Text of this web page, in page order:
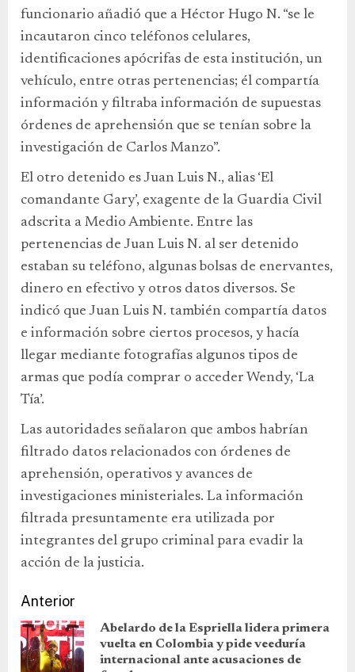
funcionario añadió que a Héctor Hugo N. “se le
incautaron cinco teléfonos celulares,
identificaciones apócrifas de esta institución, un
vehículo, entre otras pertenencias; él compartía
información y filtraba información de supuestas
órdenes de aprehensión que se tenían sobre la
investigación de Carlos Manzo”.
El otro detenido es Juan Luis N., alias ‘El
comandante Gary’, exagente de la Guardia Civil
adscrita a Medio Ambiente. Entre las
pertenencias de Juan Luis N. al ser detenido
estaban su teléfono, algunas bolsas de enervantes,
dinero en efectivo y otros datos diversos. Se
indicó que Juan Luis N. también compartía datos
e información sobre ciertos procesos, y hacía
llegar mediante fotografías algunos tipos de
armas que podía comprar o acceder Wendy, ‘La
Tía’.
Las autoridades señalaron que ambos habrían
filtrado datos relacionados con órdenes de
aprehensión, operativos y avances de
investigaciones ministeriales. La información
filtrada presuntamente era utilizada por
integrantes del grupo criminal para evadir la
acción de la justicia.
Anterior
Abelardo de la Espriella lidera primera
vuelta en Colombia y pide veeduría
internacional ante acusaciones de